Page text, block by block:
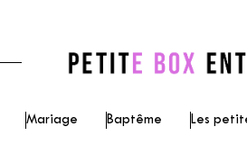
Mariage Baptême Les